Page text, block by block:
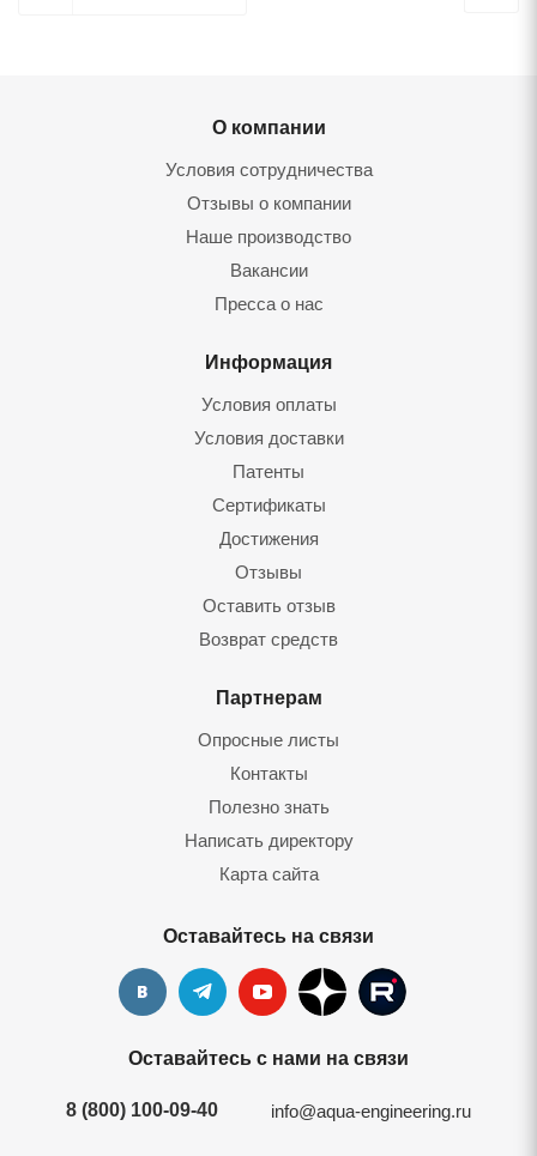
О компании
Условия сотрудничества
Отзывы о компании
Наше производство
Вакансии
Пресса о нас
Информация
Условия оплаты
Условия доставки
Патенты
Сертификаты
Достижения
Отзывы
Оставить отзыв
Возврат средств
Партнерам
Опросные листы
Контакты
Полезно знать
Написать директору
Карта сайта
Оставайтесь на связи
Оставайтесь с нами на связи
8 (800) 100-09-40 info@aqua-engineering.ru